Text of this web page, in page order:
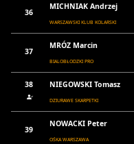
36
MICHNIAK Andrzej
WARSZAWSKI KLUB KOLARSKI
37
MRÓZ Marcin
BIALOBŁODZKI PRO
38 NIEGOWSKI Tomasz
DZIURAWE SKARPETKI
39
NOWACKI Peter
OŚKA WARSZAWA